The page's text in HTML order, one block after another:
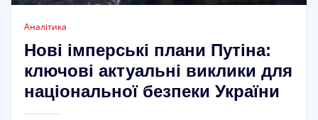
Аналітика
Нові імперські плани Путіна:
ключові актуальні виклики для
національної безпеки України